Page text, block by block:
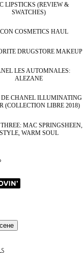
LIPSTICKS (REVIEW &
SWATCHES)
COSMETICS HAUL
DRUGSTORE MAKEUP
LES AUTOMNALES:
ALEZANE
CHANEL ILLUMINATING
(COLLECTION LIBRE 2018)
MAC SPRINGSHEEN,
STYLE, WARM SOUL